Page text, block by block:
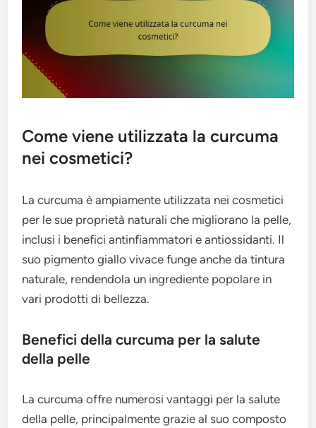
Come viene utilizzata la curcuma
nei cosmetici?
La curcuma è ampiamente utilizzata nei cosmetici
per le sue proprietà naturali che migliorano la pelle,
inclusi i benefici antinfiammatori e antiossidanti. Il
suo pigmento giallo vivace funge anche da tintura
naturale, rendendola un ingrediente popolare in
vari prodotti di bellezza.
Benefici della curcuma per la salute
della pelle
La curcuma offre numerosi vantaggi per la salute
della pelle, principalmente grazie al suo composto